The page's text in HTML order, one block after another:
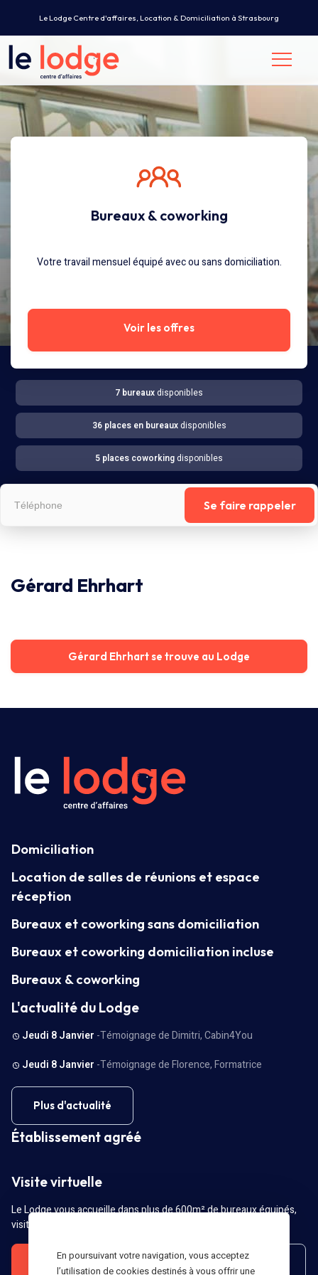
Le Lodge Centre d'affaires, Location & Domiciliation à Strasbourg
Bureaux & coworking
Votre travail mensuel équipé avec ou sans domiciliation.
Voir les offres
7 bureauxdisponibles
36 places en bureauxdisponibles
5 places coworkingdisponibles
Se faire rappeler
Gérard Ehrhart
Gérard Ehrhart se trouve au Lodge
Domiciliation
Location de salles de réunions et espace
réception
Bureaux et coworking sans domiciliation
Bureaux et coworking domiciliation incluse
Bureaux & coworking
L'actualité du Lodge
Jeudi 8 Janvier -Témoignage de Dimitri, Cabin4You
Jeudi 8 Janvier -Témoignage de Florence, Formatrice
Plus d'actualité
Établissement agréé
Visite virtuelle
Le Lodge vous accueille dans plus de 600m² de bureaux équipés,
visitez-les dès maintenant !
Visitez vos futurs locaux Liste des locaux
En poursuivant votre navigation, vous acceptez
l’utilisation de cookies destinés à vous offrir une